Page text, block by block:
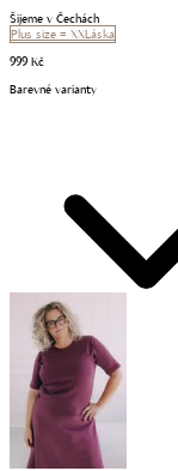
Šijeme v Čechách
Plus size = XXLáska
999 Kč
Barevné varianty